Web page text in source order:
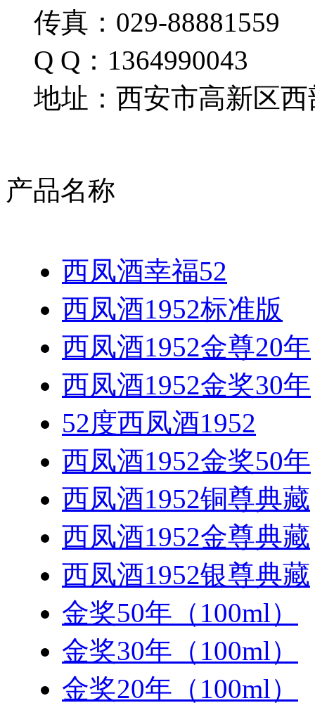
传真：029-88881559
Q Q：1364990043
地址：西安市高新区西
产品名称
西凤酒幸福52
西凤酒1952标准版
西凤酒1952金尊20年
西凤酒1952金奖30年
52度西凤酒1952
西凤酒1952金奖50年
西凤酒1952铜尊典藏
西凤酒1952金尊典藏
西凤酒1952银尊典藏
金奖50年（100ml）
金奖30年（100ml）
金奖20年（100ml）